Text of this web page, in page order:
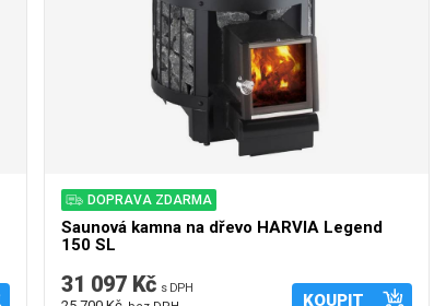
DOPRAVA ZDARMA
Saunová kamna na dřevo HARVIA Legend
150 SL
31 097 Kč s DPH
KOUPIT